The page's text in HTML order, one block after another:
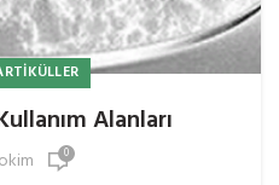
Alanları
0